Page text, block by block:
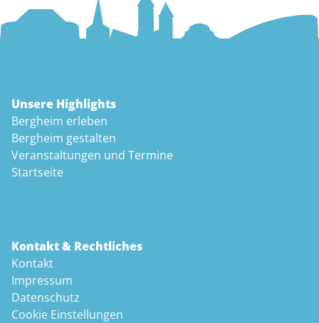
Unsere Highlights
Bergheim erleben
Bergheim gestalten
Veranstaltungen und Termine
Startseite
Kontakt & Rechtliches
Kontakt
Impressum
Datenschutz
Cookie Einstellungen